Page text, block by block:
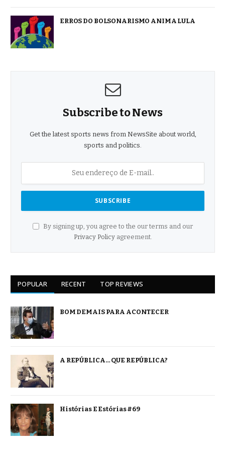
ERROS DO BOLSONARISMO ANIMA LULA
Subscribe to News
Get the latest sports news from NewsSite about world,
sports and politics.
By signing up, you agree to the our terms and our
Privacy Policyagreement.
POPULAR RECENT TOP REVIEWS
BOM DEMAIS PARA ACONTECER
A REPÚBLICA… QUE REPÚBLICA?
Histórias E Estórias #69